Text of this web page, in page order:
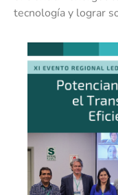
tecnología y lograr